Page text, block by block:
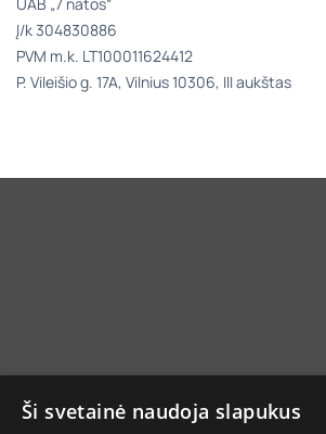
Į/k 304830886
PVM m.k. LT100011624412
P. Vileišio g. 17A, Vilnius 10306, III aukštas
Ši svetainė naudoja slapukus